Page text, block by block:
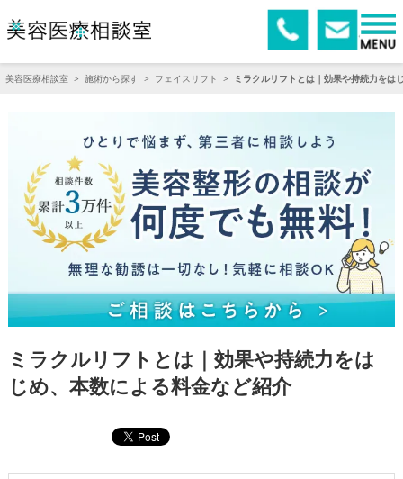
美容医療相談室 > 施術から探す > フェイスリフト > ミラクルリフトとは｜効果や持続力をは
ミラクルリフトとは｜効果や持続力をは
じめ、本数による料金など紹介